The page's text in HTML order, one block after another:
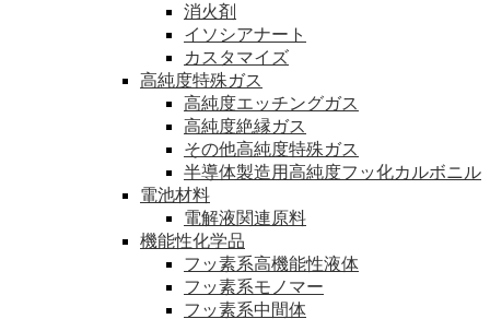
消火剤
イソシアナート
カスタマイズ
高純度特殊ガス
高純度エッチングガス
高純度絶縁ガス
その他高純度特殊ガス
半導体製造用高純度フッ化カルボニル
電池材料
電解液関連原料
機能性化学品
フッ素系高機能性液体
フッ素系モノマー
フッ素系中間体